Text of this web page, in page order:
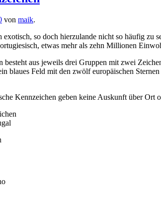
von maik.
so doch hierzulande nicht so häufig zu
etwas mehr als zehn Millionen
besteht aus jeweils drei Gruppen mit zwei
blaues Feld mit den zwölf europäischen
Kennzeichen geben keine Auskunft über Ort